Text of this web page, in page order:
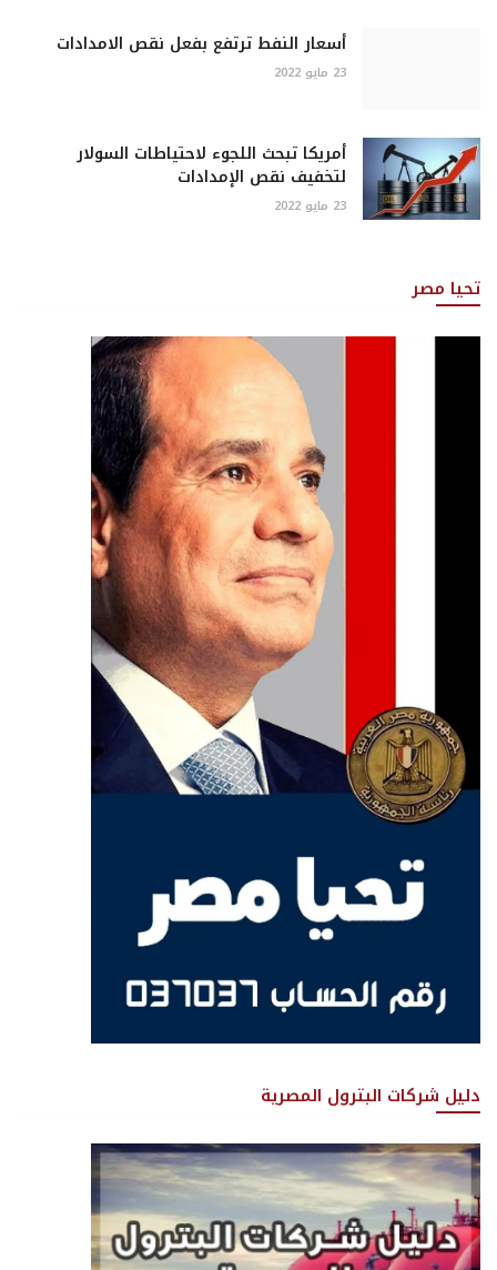
أسعار النفط ترتفع بفعل نقص الامدادات
23 مايو 2022
أمريكا تبحث اللجوء لاحتياطات السولار
لتخفيف نقص الإمدادات
23 مايو 2022
تحيا مصر
دليل شركات البترول المصرية